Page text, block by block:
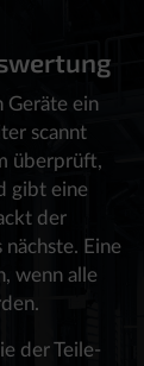
Geräte ein
scannt
überprüft,
gibt eine
der
Eine
wenn alle
der Teile-